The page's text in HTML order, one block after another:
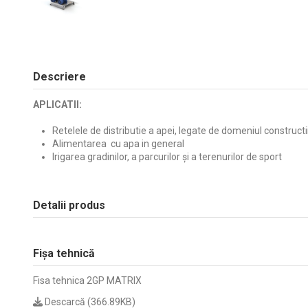
Descriere
APLICATII:
Retelele de distributie a apei, legate de domeniul
Alimentarea cu apa in general
Irigarea gradinilor, a parcurilor și a terenurilor de sport
Detalii produs
Fișa tehnică
Fisa tehnica 2GP MATRIX
Descarcă (366.89KB)